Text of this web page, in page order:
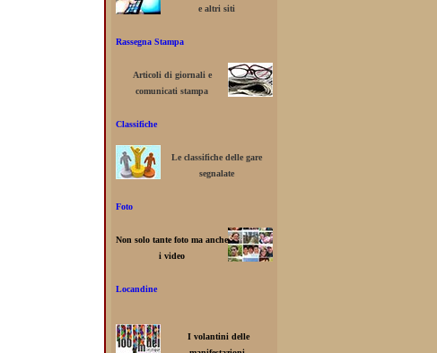
e altri siti
Rassegna Stampa
Articoli di giornali e
comunicati stampa
Classifiche
Le classifiche delle gare
segnalate
Foto
Non solo tante foto ma anche
i video
Locandine
I volantini delle